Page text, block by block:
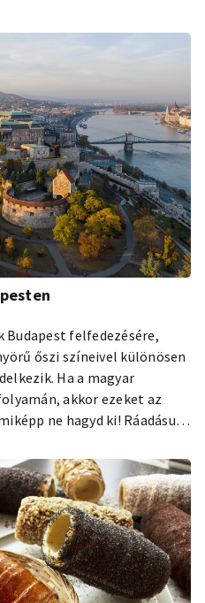
felfedezésére,
őszi színeivel különösen
Ha a magyar
akkor ezeket az
ne hagyd ki! Ráadásul a
be!